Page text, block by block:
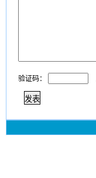
验证码：